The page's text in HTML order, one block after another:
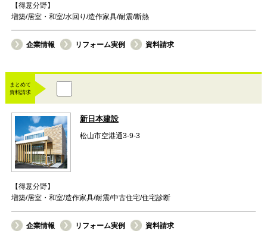
【得意分野】
増築/居室・和室/水回り/造作家具/耐震/断熱
企業情報 リフォーム実例 資料請求
まとめて
資料請求
新日本建設
松山市空港通3-9-3
【得意分野】
増築/居室・和室/造作家具/耐震/中古住宅/住宅診断
企業情報 リフォーム実例 資料請求